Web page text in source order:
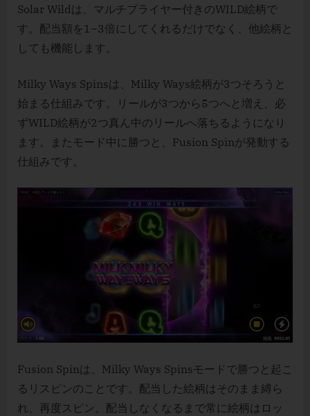
Solar Wildは、マルチプライヤー付きのWILD絵柄で
す。配当額を1~3倍にしてくれるだけでなく、他絵柄と
しても機能します。
Milky Ways Spinsは、Milky Ways絵柄が3つそろうと
始まる仕組みです。リールが3つから5つへと増え、必
ずWILD絵柄が2つ真ん中のリールへ落ちるようになり
ます。またモード中に勝つと、Fusion Spinが発動する
仕組みです。
Fusion Spinは、Milky Ways Spinsモードで勝つと起こ
るリスピンのことです。配当した絵柄はそのまま縛ら
れ、再度スピン。配当しなくなるまで常に絵柄はロッ